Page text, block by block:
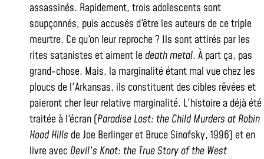
assassinés. Rapidement, trois adolescents sont
soupçonnés, puis accusés d'être les auteurs de ce triple
meurtre. Ce qu'on leur reproche ? Ils sont attirés par les
rites satanistes et aiment ledeath metal. À part ça, pas
grand-chose. Mais, la marginalité étant mal vue chez les
ploucs de l'Arkansas, ils constituent des cibles rêvées et
paieront cher leur relative marginalité. L'histoire a déjà été
traitée à l'écran (Paradise Lost: the Child Murders at Robin
Hood Hills de Joe Berlinger et Bruce Sinofsky, 1996) et en
livre avec Devil's Knot: the True Story of the West